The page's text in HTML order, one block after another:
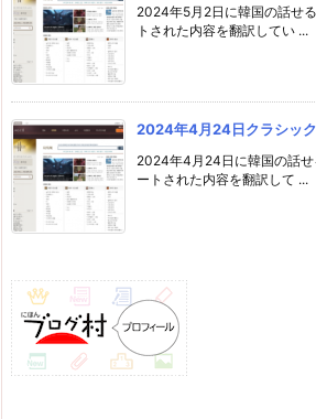
2024年5月2日に韓国の話せ
トされた内容を翻訳してい ...
2024年4月24日クラシッ
2024年4月24日に韓国の話
ートされた内容を翻訳して ...